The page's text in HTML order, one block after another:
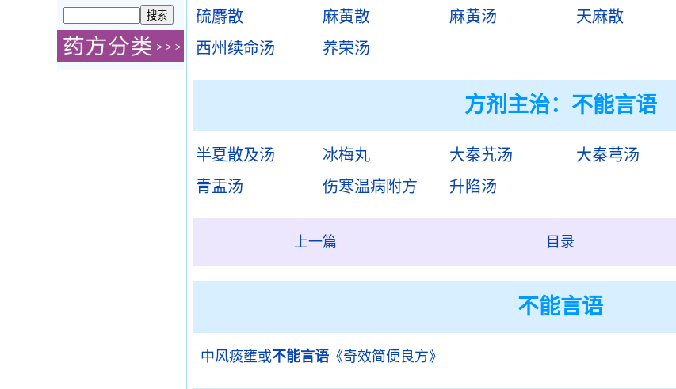
硫麝散
麻黄散 麻黄汤 天麻散
西州续命汤
养荣汤
方剂主治： 不能言语
半夏散及汤 冰梅丸 大秦艽汤 大秦芎汤
青盂汤
伤寒温病附方 升陷汤
上一篇 目录
不能言语
中风痰壅或不能言语 《奇效简便良方》